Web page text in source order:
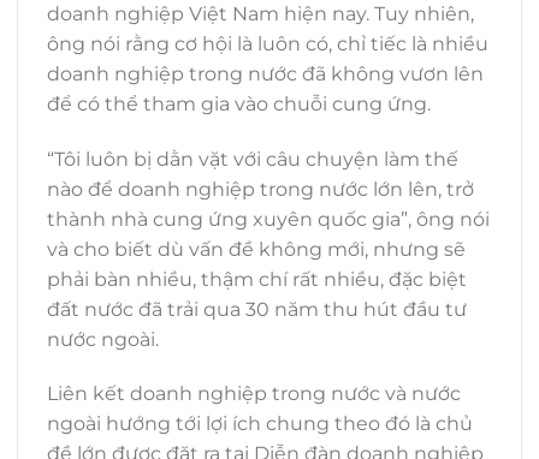
doanh nghiệp Việt Nam hiện nay. Tuy nhiên,
ông nói rằng cơ hội là luôn có, chỉ tiếc là nhiều
doanh nghiệp trong nước đã không vươn lên
để có thể tham gia vào chuỗi cung ứng.
“Tôi luôn bị dằn vặt với câu chuyện làm thế
nào để doanh nghiệp trong nước lớn lên, trở
thành nhà cung ứng xuyên quốc gia”, ông nói
và cho biết dù vấn đề không mới, nhưng sẽ
phải bàn nhiều, thậm chí rất nhiều, đặc biệt
đất nước đã trải qua 30 năm thu hút đầu tư
nước ngoài.
Liên kết doanh nghiệp trong nước và nước
ngoài hướng tới lợi ích chung theo đó là chủ
đề lớn được đặt ra tại Diễn đàn doanh nghiệp